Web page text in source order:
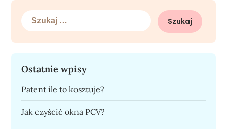
Szukaj:
Ostatnie wpisy
Patent ile to kosztuje?
Jak czyścić okna PCV?